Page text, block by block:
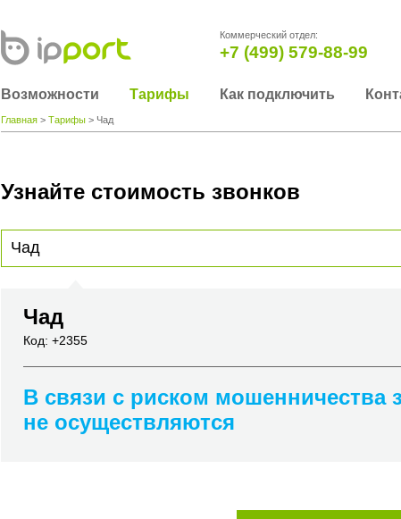
Коммерческий отдел:
+7 (499) 579-88-99
Возможности Тарифы Как подключить
Главная > Тарифы > Чад
Узнайте стоимость звонков
Чад
Код: +2355
В связи с риском мошенничества
не осуществляются